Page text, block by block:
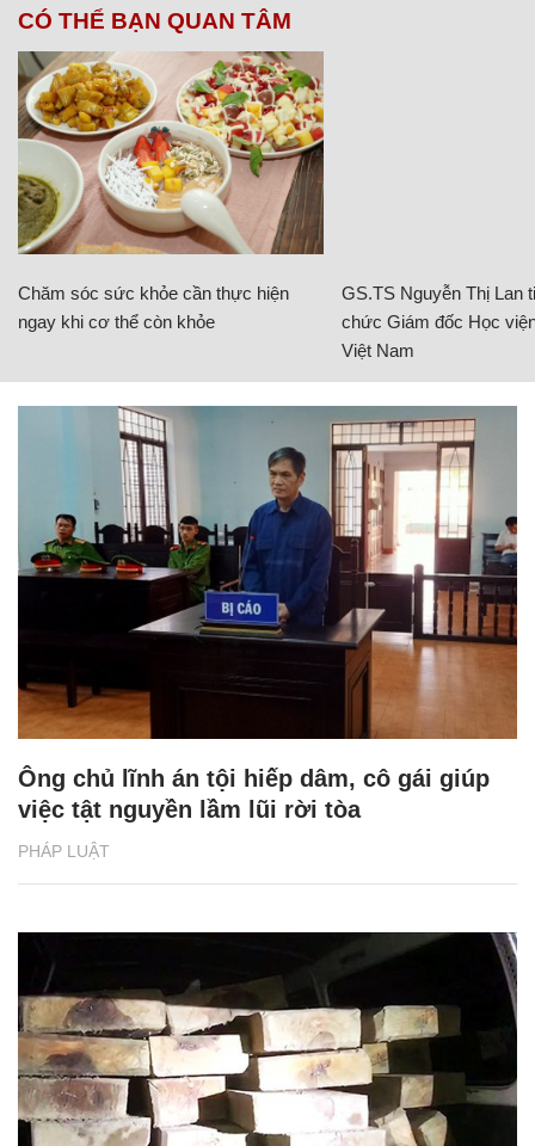
CÓ THỂ BẠN QUAN TÂM
Chăm sóc sức khỏe cần thực hiện
ngay khi cơ thể còn khỏe
GS.TS Nguyễn Thị Lan
chức Giám đốc Học
Việt Nam
PHÁP LUẬT
Ông chủ lĩnh án tội hiếp dâm, cô gái giúp
việc tật nguyền lầm lũi rời tòa